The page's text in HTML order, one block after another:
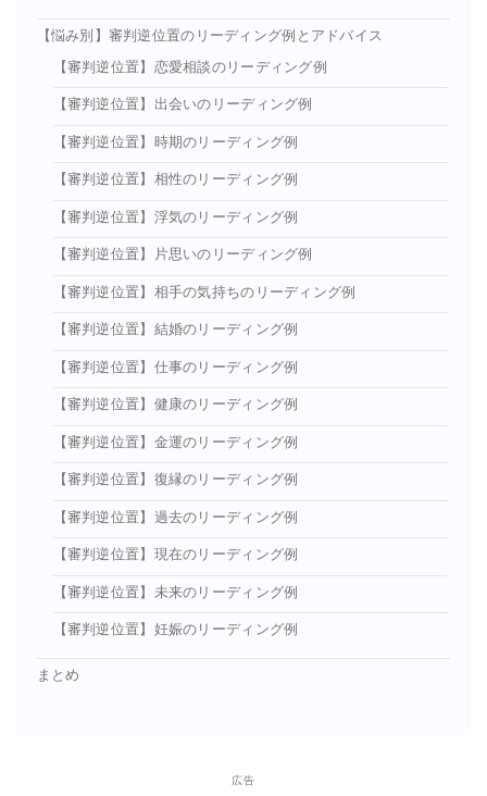
【悩み別】審判逆位置のリーディング例とアドバイス
【審判逆位置】恋愛相談のリーディング例
【審判逆位置】出会いのリーディング例
【審判逆位置】時期のリーディング例
【審判逆位置】相性のリーディング例
【審判逆位置】浮気のリーディング例
【審判逆位置】片思いのリーディング例
【審判逆位置】相手の気持ちのリーディング例
【審判逆位置】結婚のリーディング例
【審判逆位置】仕事のリーディング例
【審判逆位置】健康のリーディング例
【審判逆位置】金運のリーディング例
【審判逆位置】復縁のリーディング例
【審判逆位置】過去のリーディング例
【審判逆位置】現在のリーディング例
【審判逆位置】未来のリーディング例
【審判逆位置】妊娠のリーディング例
まとめ
広告